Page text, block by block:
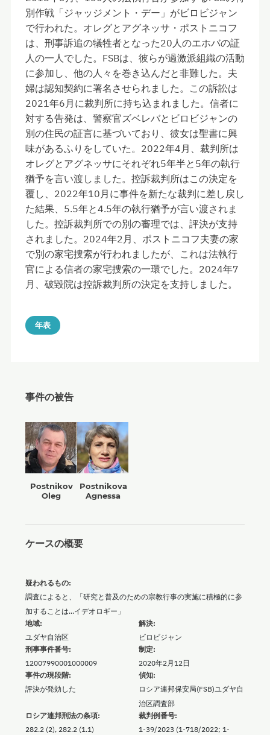
別作戦「ジャッジメント・デー」がビロビジャン
で行われた。オレグとアグネッサ・ポストニコフ
は、刑事訴追の犠牲者となった20人のエホバの証
人の一人でした。FSBは、彼らが過激派組織の活動
に参加し、他の人々を巻き込んだと非難した。夫
婦は認知契約に署名させられました。この訴訟は
2021年6月に裁判所に持ち込まれました。信者に
対する告発は、警察官ズベレバとビロビジャンの
別の住民の証言に基づいており、彼女は聖書に興
味があるふりをしていた。2022年4月、裁判所は
オレグとアグネッサにそれぞれ5年半と5年の執行
猶予を言い渡しました。控訴裁判所はこの決定を
覆し、2022年10月に事件を新たな裁判に差し戻し
た結果、5.5年と4.5年の執行猶予が言い渡されま
した。控訴裁判所での別の審理では、評決が支持
されました。2024年2月、ポストニコフ夫妻の家
で別の家宅捜索が行われましたが、これは法執行
官による信者の家宅捜索の一環でした。2024年7
月、破毀院は控訴裁判所の決定を支持しました。
年表
事件の被告
Postnikov
Oleg
Postnikova
Agnessa
ケースの概要
地域:
ユダヤ自治区
解決:
ビロビジャン
疑われるもの:
調査によると、「研究と普及のための宗教行事の実施に積極的に参
加することは...イデオロギー」
刑事事件番号:
12007990001000009
制定:
2020年2月12日
事件の現段階:
評決が発効した
偵知:
ロシア連邦保安局(FSB)ユダヤ自
治区調査部
ロシア連邦刑法の条項:
282.2 (2), 282.2 (1.1)
裁判例番号:
1-39/2023 (1-718/2022; 1-